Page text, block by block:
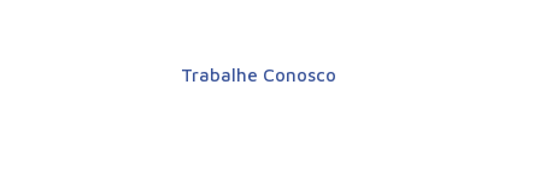
Trabalhe Conosco